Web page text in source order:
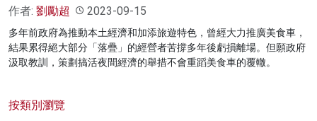
作者: 劉勵超 2023-09-15
多年前政府為推動本土經濟和加添旅遊特色，曾經大力推廣美食車，
結果累得絕大部分「落疊」的經營者苦撐多年後虧損離場。但願政府
汲取教訓，策劃搞活夜間經濟的舉措不會重蹈美食車的覆轍。
按類別瀏覽